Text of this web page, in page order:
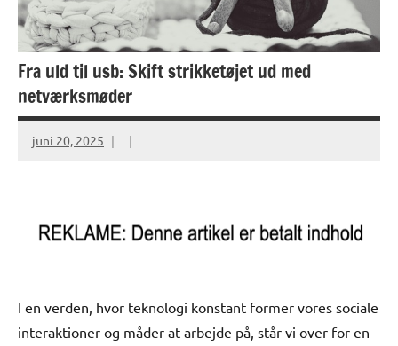
Fra uld til usb: Skift strikketøjet ud med
netværksmøder
juni 20, 2025
I en verden, hvor teknologi konstant former vores sociale
interaktioner og måder at arbejde på, står vi over for en